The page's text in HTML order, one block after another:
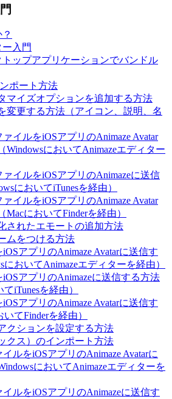
ー入門
トップアプリケーションでバンドル
ポート方法
マイズオプションを追加する方法
変更する方法（アイコン、説明、名
ァイルをiOSアプリのAnimaze Avatar
WindowsにおいてAnimazeエディター
ァイルをiOSアプリのAnimazeに送信
においてiTunesを経由）
ァイルをiOSアプリのAnimaze Avatar
MacにおいてFinderを経由）
されたエモートの追加方法
ムをつける方法
iOSアプリのAnimaze Avatarに送信す
においてAnimazeエディターを経由）
iOSアプリのAnimazeに送信する方法
てiTunesを経由）
iOSアプリのAnimaze Avatarに送信す
てFinderを経由）
クションを設定する方法
クス）のインポート方法
ルをiOSアプリのAnimaze Avatarに
においてAnimazeエディターを
イルをiOSアプリのAnimazeに送信す